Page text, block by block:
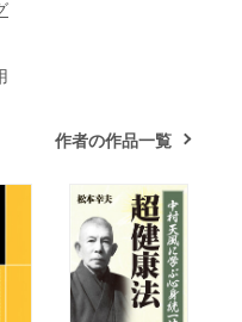
、圧倒的に「勉強に使え
。 では、社会人はどう
“質”が問われることに
い訳はいくらでもできる
はもうやめにするべきだ
に進めない。言い訳をせ
あなたは今よりもずっと
勉強するのが最も効率的
ない。移動時間とか、ス
、「まとまった時間」で
勉強するような時間には
作者の作品一覧